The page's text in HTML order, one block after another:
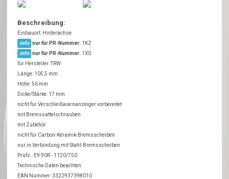
Beschreibung:
Einbauort: Hinterachse
info nur für PR-Nummer: 1KZ
info nur für PR-Nummer: 1X0
für Hersteller: TRW
Länge: 105,5 mm
Höhe: 56 mm
Dicke/Stärke: 17 mm
nicht für Verschleißwarnanzeiger vorbereitet
mit Bremssattelschrauben
mit Zubehör
nicht für Carbon-Keramik-Bremsscheiben
nur in Verbindung mit Stahl-Bremsscheiben
Prüfz.: E9 90R - 1120/750
Technische Daten beachten
EAN Nummer: 3322937398010